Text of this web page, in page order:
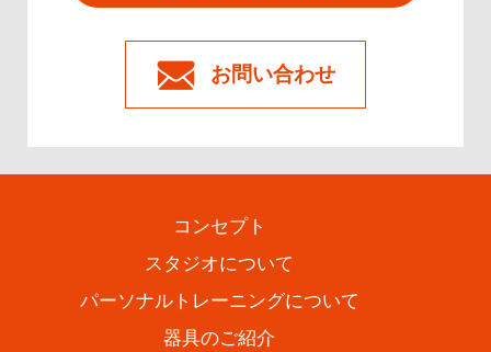
お問い合わせ
コンセプト
スタジオについて
パーソナルトレーニングについて
器具のご紹介